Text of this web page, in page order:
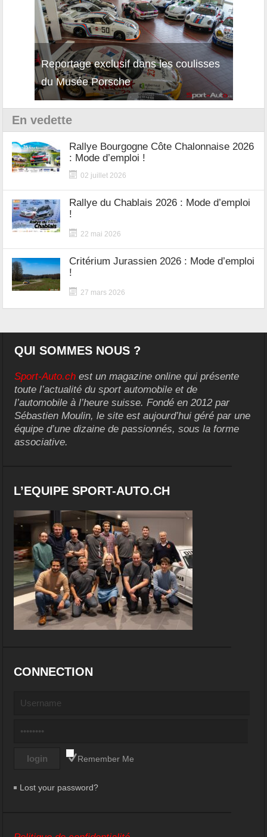
Reportage exclusif dans les coulisses
du Musée Porsche
Découverte de la nouvelle Ferrari
12Cilindri Manuale
En vedette
Rallye Bourgogne Côte Chalonnaise 2026
: Mode d’emploi !
02 juillet 2026
Rallye du Chablais 2026 : Mode d’emploi
!
22 mai 2026
Critérium Jurassien 2026 : Mode d’emploi
!
27 mars 2026
QUI SOMMES NOUS ?
Sport-Auto.ch est un magazine online qui présente
toute l’actualité du sport automobile et de
l’automobile à l’heure suisse. Fondé en 2012 par
Sébastien Moulin, le site est aujourd’hui géré par une
équipe d’une dizaine de passionnés, sous la forme
associative.
L’EQUIPE SPORT-AUTO.CH
CONNECTION
Remember Me
Lost your password?